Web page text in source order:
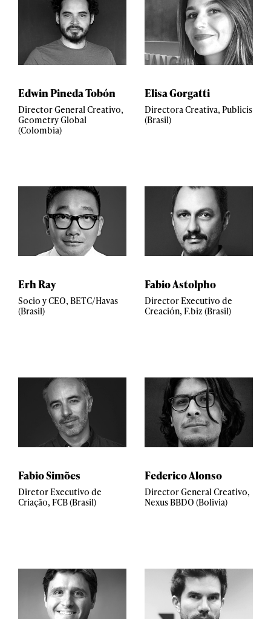
Edwin Pineda Tobón
Director General Creativo,
Geometry Global
(Colombia)
Elisa Gorgatti
Directora Creativa, Publicis
(Brasil)
Erh Ray
Socio y CEO, BETC/Havas
(Brasil)
Fabio Astolpho
Director Executivo de
Creación, F.biz (Brasil)
Fabio Simões
Diretor Executivo de
Criação, FCB (Brasil)
Federico Alonso
Director General Creativo,
Nexus BBDO (Bolivia)